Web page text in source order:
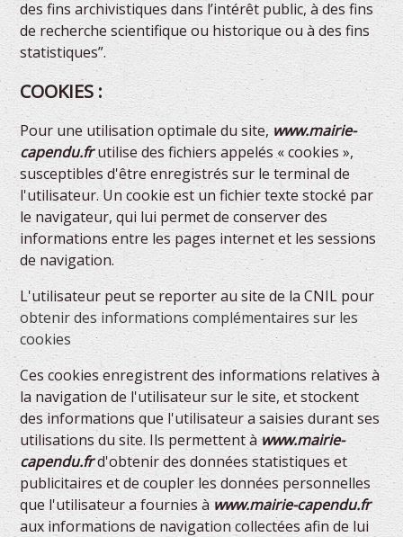
des fins archivistiques dans l’intérêt public, à des fins
de recherche scientifique ou historique ou à des fins
statistiques”.
COOKIES :
Pour une utilisation optimale du site, www.mairie-
capendu.frutilise des fichiers appelés « cookies »,
susceptibles d'être enregistrés sur le terminal de
l'utilisateur. Un cookie est un fichier texte stocké par
le navigateur, qui lui permet de conserver des
informations entre les pages internet et les sessions
de navigation.
L'utilisateur peut se reporter au site de la CNIL pour
obtenir des informations complémentaires sur les
cookies
Ces cookies enregistrent des informations relatives à
la navigation de l'utilisateur sur le site, et stockent
des informations que l'utilisateur a saisies durant ses
utilisations du site. Ils permettent àwww.mairie-
capendu.frd'obtenir des données statistiques et
publicitaires et de coupler les données personnelles
que l'utilisateur a fournies à www.mairie-capendu.fr
aux informations de navigation collectées afin de lui